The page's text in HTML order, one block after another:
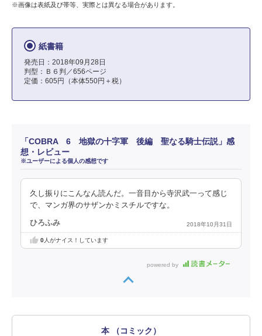
※画像は表紙及び帯等、実際とは異なる場合があります。
紙書籍
発売日：2018年09月28日
判型：Ｂ６判／656ページ
定価：605円（本体550円＋税）
「COBRA 6 地獄の十字軍 後編 聖なる騎士伝説」感
想・レビュー
※ユーザーによる個人の感想です
久し振りにこんなん読んだ。一音目から寺沢武一って感じ
で、マンガ界のサザンかミスチルですな。
ひろふみ 2018年10月31日
0人がナイス！しています
powered by
本 （コミック）